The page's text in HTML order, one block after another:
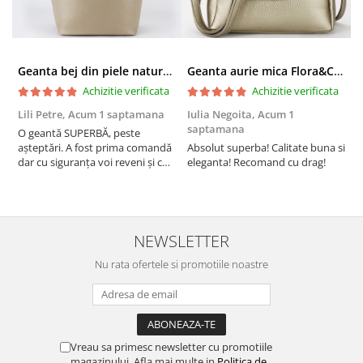
Geanta bej din piele naturala 8966 123
Achizitie verificata
Lili Petre, Acum 1 saptamana
O geantă SUPERBĂ, peste
așteptări. A fost prima comandă
dar cu siguranța voi reveni și cu
doua zi). RECOMAND SOFILINE!!!
Geanta aurie mica Flora&CO Paris H6930 16
Achizitie verificata
Iulia Negoita, Acum 1
saptamana
Absolut superba! Calitate buna si
eleganta! Recomand cu drag!
NEWSLETTER
Nu rata ofertele si promotiile noastre
Vreau sa primesc newsletter cu promotiile